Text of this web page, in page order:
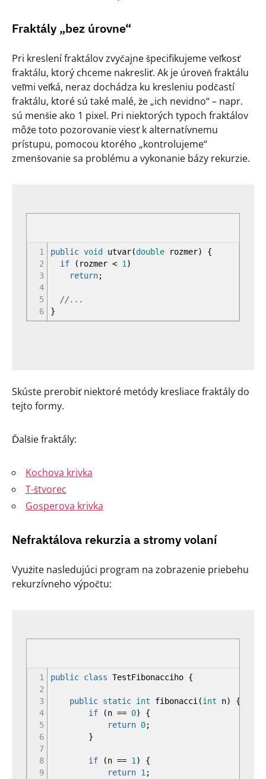
Fraktály „bez úrovne“
Pri kreslení fraktálov zvyčajne špecifikujeme veľkosť
fraktálu, ktorý chceme nakresliť. Ak je úroveň fraktálu
veľmi veľká, neraz dochádza ku kresleniu podčastí
fraktálu, ktoré sú také malé, že „ich nevidno“ – napr.
sú menšie ako 1 pixel. Pri niektorých typoch fraktálov
môže toto pozorovanie viesť k alternatívnemu
prístupu, pomocou ktorého „kontrolujeme“
zmenšovanie sa problému a vykonanie bázy rekurzie.
1
2
3
4
5
6
public void utvar(double rozmer)
{
if
( rozmer < 1 )
return;
//...
}
Skúste prerobiť niektoré metódy kresliace fraktály do
tejto formy.
Ďalšie fraktály:
Kochova krivka
T-štvorec
Gosperova krivka
Nefraktálova rekurzia a stromy volaní
Využite nasledujúci program na zobrazenie priebehu
rekurzívneho výpočtu:
1
2
3
4
5
6
7
8
9
public class TestFibonacciho {
public static int fibonacci (int n)
{
if
(n == 0)
{
return 0;
}
if (n == 1 )
{
return 1 ;